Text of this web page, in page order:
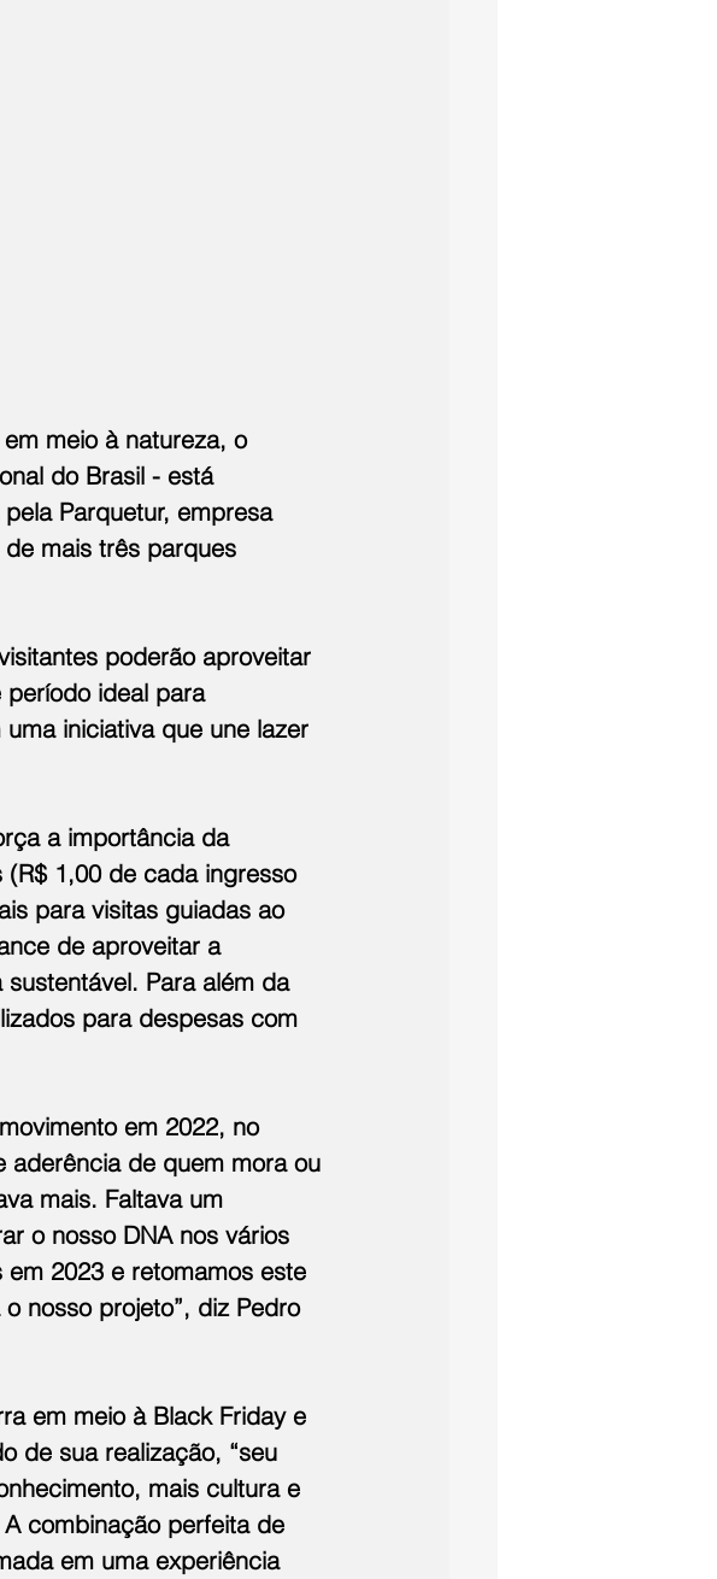
meio à natureza, o
do Brasil - está
Parquetur, empresa
mais três parques
poderão aproveitar
período ideal para
iniciativa que une lazer
a importância da
1,00 de cada ingresso
para visitas guiadas ao
de aproveitar a
Para além da
para despesas com
em 2022, no
aderência de quem mora ou
mais. Faltava um
o nosso DNA nos vários
2023 e retomamos este
nosso projeto”, diz Pedro
em meio à Black Friday e
de sua realização, “seu
mais cultura e
combinação perfeita de
em uma experiência